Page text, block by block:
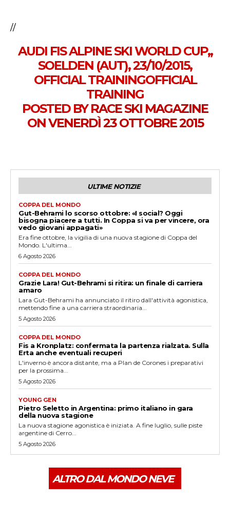
//
AUDI FIS ALPINE SKI WORLD CUP,,
SOELDEN (AUT), 23/10/2015,
OFFICIAL TRAININGOFFICIAL
TRAINING
POSTED BYRACE SKI MAGAZINE
ONVENERDÌ 23 OTTOBRE 2015
ULTIME NOTIZIE
COPPA DEL MONDO
Gut-Behrami lo scorso ottobre: «I social? Oggi
bisogna piacere a tutti. In Coppa si va per vincere, ora
vedo giovani appagati»
Era fine ottobre, la vigilia di una nuova stagione di Coppa del
Mondo. L'ultima...
6 Agosto 2026
COPPA DEL MONDO
Grazie Lara! Gut-Behrami si ritira: un finale di carriera
amaro
Lara Gut-Behrami ha annunciato il ritiro dall'attività agonistica,
mettendo fine a una carriera straordinaria...
5 Agosto 2026
COPPA DEL MONDO
Fis a Kronplatz: confermata la partenza rialzata. Sulla
Erta anche eventuali recuperi
L'inverno è ancora distante, ma a Plan de Corones i preparativi
per la prossima...
5 Agosto 2026
YOUNG GEN
Pietro Seletto in Argentina: primo italiano in gara
della nuova stagione
La nuova stagione agonistica è iniziata. A fine luglio, sulle piste
argentine di Cerro...
5 Agosto 2026
ALTRO DAL MONDO NEVE